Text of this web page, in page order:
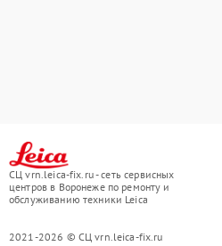
СЦ vrn.leica-fix.ru - сеть сервисных
центров в Воронеже по ремонту и
обслуживанию техники Leica
2021-2026 © СЦ vrn.leica-fix.ru